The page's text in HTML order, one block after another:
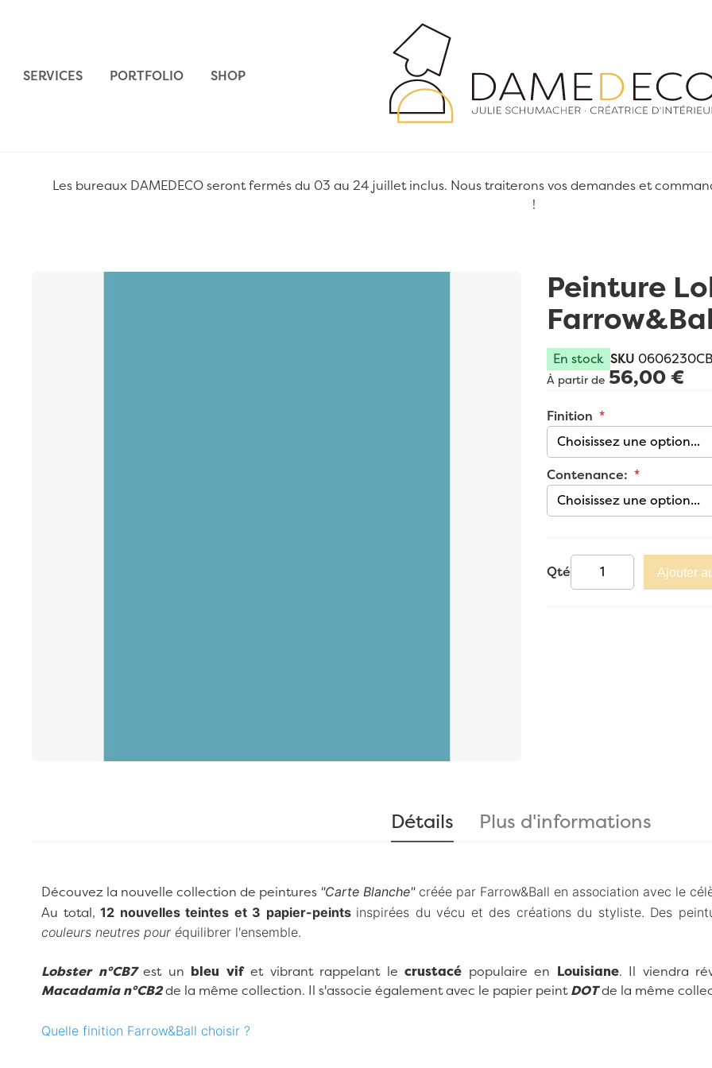
SERVICES PORTFOLIO SHOP
Les bureaux DAMEDECO seront fermés du 03 au 24 juillet inclus. Nous traiterons vos demandes et
!
Peinture
En stock SKU
À partir de 56,00 €
Finition
Contenance:
Qté Ajouter
Détails
Découvez la nouvelle collection de peintures "Carte Blanche"créée par Farrow&Ball en association avec le
Au total, 12 nouvelles teintes et 3 papier-peints inspirées du vécu et des créations du styliste. Des
couleurs neutres pour équilibrer l'ensemble.
Lobster n°CB7 est un bleu vifet vibrant rappelant le crustacé populaire en Louisiane. Il viendra
Macadamia n°CB2de la même collection. Il s'associe également avec le papier peint DOTde la même
Quelle finition Farrow&Ball choisir ?
Plus d'informations